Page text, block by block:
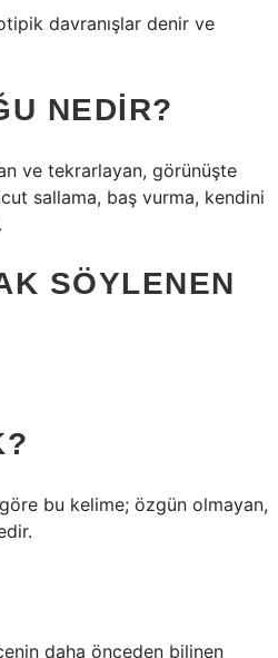
davranışlar denir ve
NEDIR?
ve tekrarlayan, görünüşte
sallama, baş vurma, kendini
SÖYLENEN
bu kelime; özgün olmayan,
daha önceden bilinen